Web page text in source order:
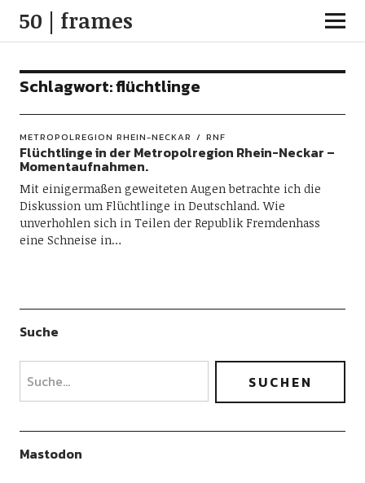
50 | frames
Schlagwort:flüchtlinge
METROPOLREGION RHEIN-NECKAR RNF
Flüchtlinge in der Metropolregion Rhein-Neckar –
Momentaufnahmen.
Mit einigermaßen geweiteten Augen betrachte ich die
Diskussion um Flüchtlinge in Deutschland. Wie
unverhohlen sich in Teilen der Republik Fremdenhass
eine Schneise in…
Suche
Mastodon